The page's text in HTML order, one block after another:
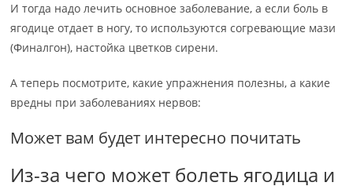
И тогда надо лечить основное заболевание, а если боль в
ягодице отдает в ногу, то используются согревающие мази
(Финалгон), настойка цветков сирени.
А теперь посмотрите, какие упражнения полезны, а какие
вредны при заболеваниях нервов:
Может вам будет интересно почитать
Из-за чего может болеть ягодица и